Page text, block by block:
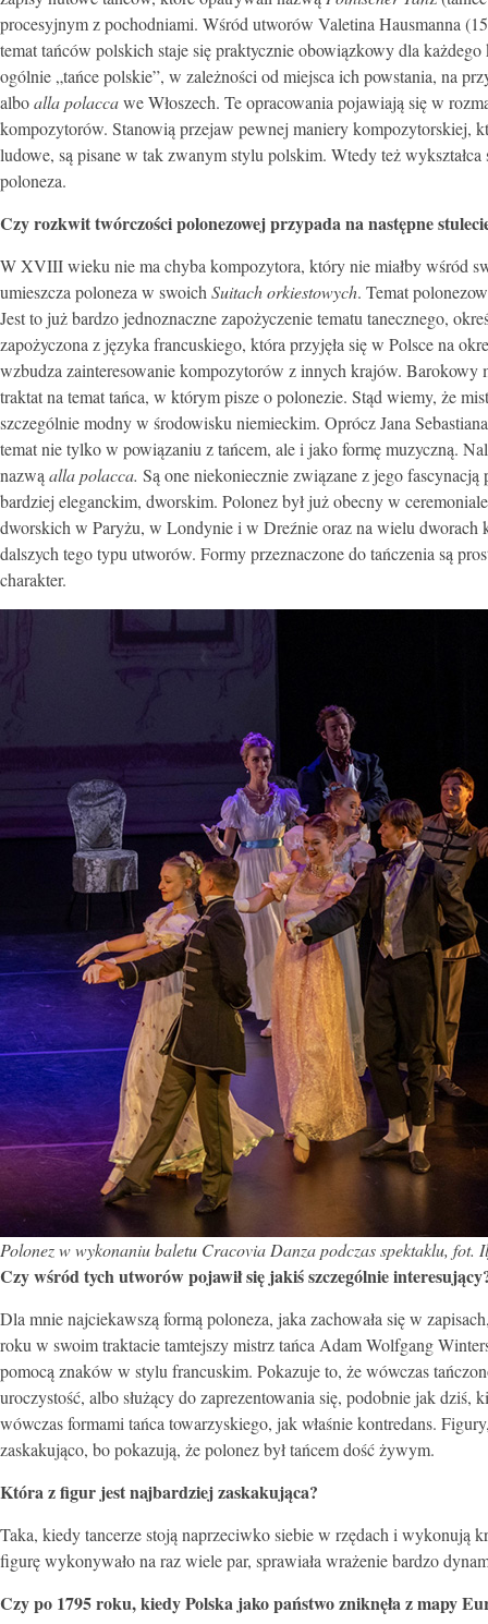
procesyjnym z pochodniami. Wśród utworów Valetina Hausmanna
temat tańców polskich staje się praktycznie obowiązkowy dla
ogólnie „tańce polskie”, w zależności od miejsca ich powstania, na
alboalla polaccawe Włoszech. Te opracowania pojawiają się w
kompozytorów. Stanowią przejaw pewnej maniery kompozytorskiej,
ludowe, są pisane w tak zwanym stylu polskim. Wtedy też
poloneza.
Czy rozkwit twórczości polonezowej przypada na następne
W XVIII wieku nie ma chyba kompozytora, który nie miałby wśród
umieszcza poloneza w swoich Suitach orkiestowych. Temat
Jest to już bardzo jednoznaczne zapożyczenie tematu tanecznego,
zapożyczona z języka francuskiego, która przyjęła się w Polsce na
wzbudza zainteresowanie kompozytorów z innych krajów.
traktat na temat tańca, w którym pisze o polonezie. Stąd wiemy, że
szczególnie modny w środowisku niemieckim. Oprócz Jana
temat nie tylko w powiązaniu z tańcem, ale i jako formę muzyczną.
nazwą alla polacca. Są one niekoniecznie związane z jego
bardziej eleganckim, dworskim. Polonez był już obecny w
dworskich w Paryżu, w Londynie i w Dreźnie oraz na wielu dworach
dalszych tego typu utworów. Formy przeznaczone do tańczenia są
charakter.
Polonez w wykonaniu baletu Cracovia Danza podczas spektaklu, fot.
Czy wśród tych utworów pojawił się jakiś szczególnie
Dla mnie najciekawszą formą poloneza, jaka zachowała się w
roku w swoim traktacie tamtejszy mistrz tańca Adam Wolfgang
pomocą znaków w stylu francuskim. Pokazuje to, że wówczas
uroczystość, albo służący do zaprezentowania się, podobnie jak
wówczas formami tańca towarzyskiego, jak właśnie kontredans.
zaskakująco, bo pokazują, że polonez był tańcem dość żywym.
Która z figur jest najbardziej zaskakująca?
Taka, kiedy tancerze stoją naprzeciwko siebie w rzędach i wykonują
figurę wykonywało na raz wiele par, sprawiała wrażenie bardzo
Czy po 1795 roku, kiedy Polska jako państwo zniknęła z mapy